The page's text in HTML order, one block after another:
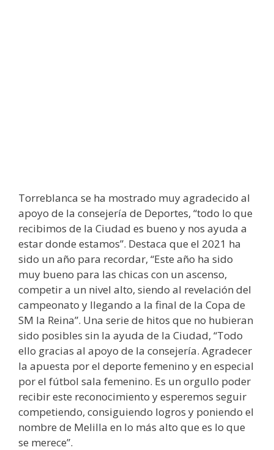
Torreblanca se ha mostrado muy agradecido al
apoyo de la consejería de Deportes, “todo lo que
recibimos de la Ciudad es bueno y nos ayuda a
estar donde estamos”. Destaca que el 2021 ha
sido un año para recordar, “Este año ha sido
muy bueno para las chicas con un ascenso,
competir a un nivel alto, siendo al revelación del
campeonato y llegando a la final de la Copa de
SM la Reina”. Una serie de hitos que no hubieran
sido posibles sin la ayuda de la Ciudad, “Todo
ello gracias al apoyo de la consejería. Agradecer
la apuesta por el deporte femenino y en especial
por el fútbol sala femenino. Es un orgullo poder
recibir este reconocimiento y esperemos seguir
competiendo, consiguiendo logros y poniendo el
nombre de Melilla en lo más alto que es lo que
se merece”.